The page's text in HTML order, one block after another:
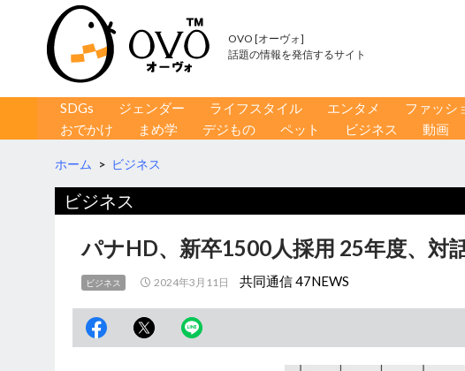
OVO [オーヴォ]
話題の情報を発信するサイト
コンテンツへ移動
SDGs ジェンダー ライフスタイル エンタメ ファッシ
おでかけ
まめ学 デジもの ペット ビジネス 動画
ホーム > ビジネス
ビジネス
パナHD、新卒1500人採用 25年度、対
ビジネス 2024年3月11日 共同通信 47NEWS